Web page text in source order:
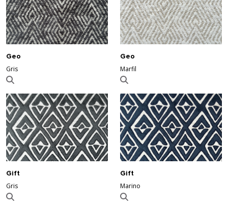
Geo
Gris
Geo
Marfil
Gift
Gris
Gift
Marino